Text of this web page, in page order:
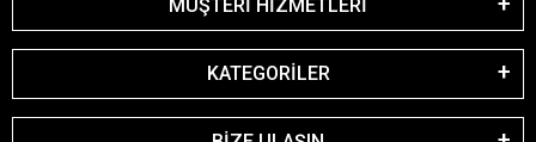
MÜŞTERİ HİZMETLERİ
KATEGORİLER